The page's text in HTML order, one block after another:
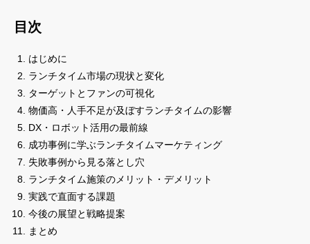
目次
はじめに
ランチタイム市場の現状と変化
ターゲットとファンの可視化
物価高・人手不足が及ぼすランチタイムの影響
DX・ロボット活用の最前線
成功事例に学ぶランチタイムマーケティング
失敗事例から見る落とし穴
ランチタイム施策のメリット・デメリット
実践で直面する課題
今後の展望と戦略提案
まとめ